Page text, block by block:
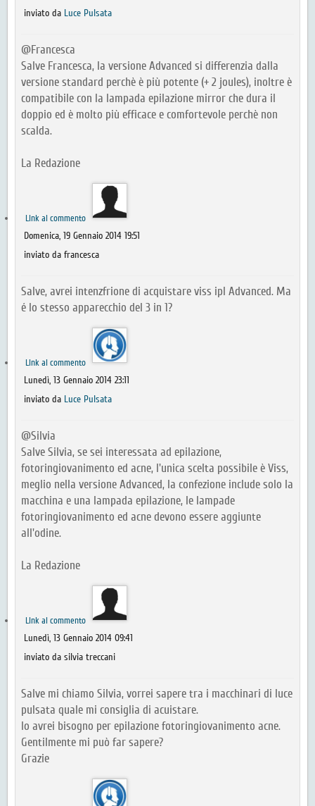
inviato da Luce Pulsata
@Francesca
Salve Francesca, la versione Advanced si differenzia dalla
versione standard perchè è più potente (+ 2 joules), inoltre è
compatibile con la lampada epilazione mirror che dura il
doppio ed è molto più efficace e comfortevole perchè non
scalda.
La Redazione
Link al commento
Domenica, 19 Gennaio 2014 19:51
inviato da francesca
Salve, avrei intenzfrione di acquistare viss ipl Advanced. Ma
é lo stesso apparecchio del 3 in 1?
Link al commento
Lunedì, 13 Gennaio 2014 23:11
inviato da Luce Pulsata
@Silvia
Salve Silvia, se sei interessata ad epilazione,
fotoringiovanimento ed acne, l'unica scelta possibile è Viss,
meglio nella versione Advanced, la confezione include solo la
macchina e una lampada epilazione, le lampade
fotoringiovanimento ed acne devono essere aggiunte
all'odine.
La Redazione
Link al commento
Lunedì, 13 Gennaio 2014 09:41
inviato da silvia treccani
Salve mi chiamo Silvia, vorrei sapere tra i macchinari di luce
pulsata quale mi consiglia di acuistare.
Io avrei bisogno per epilazione fotoringiovanimento acne.
Gentilmente mi può far sapere?
Grazie